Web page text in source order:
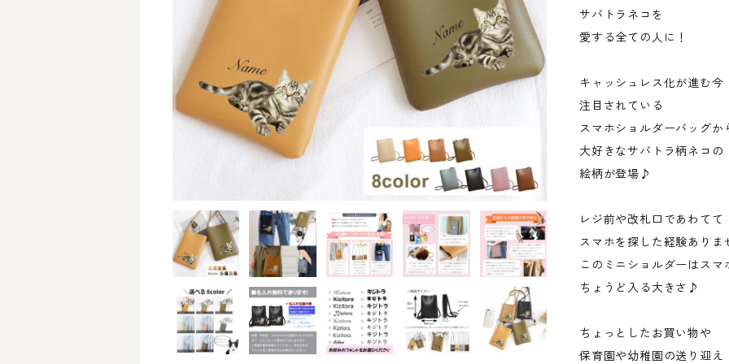
サバトラネコを
愛する全ての人に！
キャッシュレス化が進む今
注目されている
スマホショルダーバッグか
大好きなサバトラ柄ネコの
絵柄が登場♪
レジ前や改札口であわてて
スマホを探した経験ありま
このミニショルダーはスマ
ちょうど入る大きさ♪
ちょっとしたお買い物や
保育園や幼稚園の送り迎え